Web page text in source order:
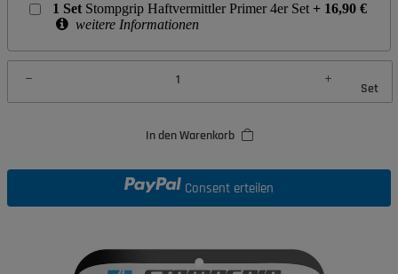
1 Set Stompgrip Haftvermittler Primer 4er Set + 16,90 €
weitere Informationen
Set
In den Warenkorb
Consent erteilen